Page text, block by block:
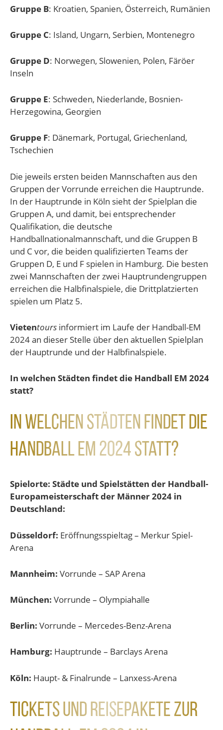
Gruppe B: Kroatien, Spanien, Österreich, Rumänien
Gruppe C: Island, Ungarn, Serbien, Montenegro
Gruppe D: Norwegen, Slowenien, Polen, Färöer
Inseln
Gruppe E: Schweden, Niederlande, Bosnien-
Herzegowina, Georgien
Gruppe F: Dänemark, Portugal, Griechenland,
Tschechien
Die jeweils ersten beiden Mannschaften aus den
Gruppen der Vorrunde erreichen die Hauptrunde.
In der Hauptrunde in Köln sieht der Spielplan die
Gruppen A, und damit, bei entsprechender
Qualifikation, die deutsche
Handballnationalmannschaft, und die Gruppen B
und C vor, die beiden qualifizierten Teams der
Gruppen D, E und F spielen in Hamburg. Die besten
zwei Mannschaften der zwei Hauptrundengruppen
erreichen die Halbfinalspiele, die Drittplatzierten
spielen um Platz 5.
Vietentours informiert im Laufe der Handball-EM
2024 an dieser Stelle über den aktuellen Spielplan
der Hauptrunde und der Halbfinalspiele.
In welchen Städten findet die Handball EM 2024
statt?
In welchen Städten findet die
Handball EM 2024 statt?
Spielorte: Städte und Spielstätten der Handball-
Europameisterschaft der Männer 2024 in
Deutschland:
Düsseldorf: Eröffnungsspieltag – Merkur Spiel-
Arena
Mannheim: Vorrunde – SAP Arena
München: Vorrunde – Olympiahalle
Berlin: Vorrunde – Mercedes-Benz-Arena
Hamburg: Hauptrunde – Barclays Arena
Köln: Haupt- & Finalrunde – Lanxess-Arena
Tickets und Reisepakete zur